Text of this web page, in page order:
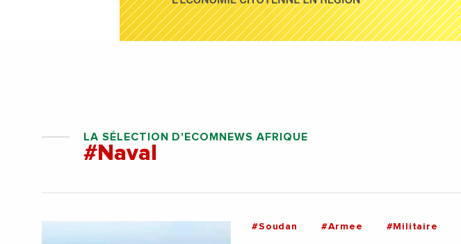
LA SÉLECTION D'ECOMNEWS AFRIQUE
#Naval
#Soudan #Armee #Militaire